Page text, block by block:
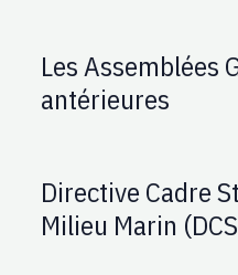
Les Assemblées
antérieures
Directive Cadre
Milieu Marin